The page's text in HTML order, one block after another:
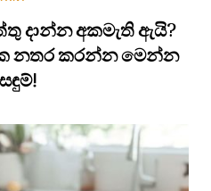
දාන්න අකමැති ඇයි?
නතර කරන්න මෙන්න